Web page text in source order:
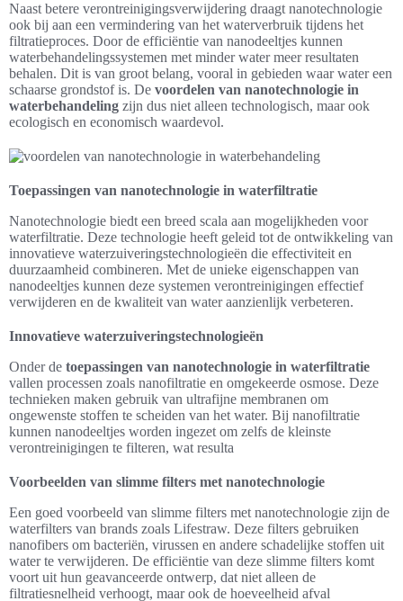
Naast betere verontreinigingsverwijdering draagt nanotechnologie
ook bij aan een vermindering van het waterverbruik tijdens het
filtratieproces. Door de efficiëntie van nanodeeltjes kunnen
waterbehandelingssystemen met minder water meer resultaten
behalen. Dit is van groot belang, vooral in gebieden waar water een
schaarse grondstof is. De voordelen van nanotechnologie in
waterbehandeling zijn dus niet alleen technologisch, maar ook
ecologisch en economisch waardevol.
Toepassingen van nanotechnologie in waterfiltratie
Nanotechnologie biedt een breed scala aan mogelijkheden voor
waterfiltratie. Deze technologie heeft geleid tot de ontwikkeling van
innovatieve waterzuiveringstechnologieën die effectiviteit en
duurzaamheid combineren. Met de unieke eigenschappen van
nanodeeltjes kunnen deze systemen verontreinigingen effectief
verwijderen en de kwaliteit van water aanzienlijk verbeteren.
Innovatieve waterzuiveringstechnologieën
Onder de toepassingen van nanotechnologie in waterfiltratie
vallen processen zoals nanofiltratie en omgekeerde osmose. Deze
technieken maken gebruik van ultrafijne membranen om
ongewenste stoffen te scheiden van het water. Bij nanofiltratie
kunnen nanodeeltjes worden ingezet om zelfs de kleinste
verontreinigingen te filteren, wat resulta
Voorbeelden van slimme filters met nanotechnologie
Een goed voorbeeld van slimme filters met nanotechnologie zijn de
waterfilters van brands zoals Lifestraw. Deze filters gebruiken
nanofibers om bacteriën, virussen en andere schadelijke stoffen uit
water te verwijderen. De efficiëntie van deze slimme filters komt
voort uit hun geavanceerde ontwerp, dat niet alleen de
filtratiesnelheid verhoogt, maar ook de hoeveelheid afval